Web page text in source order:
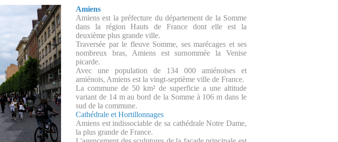
Amiens
Amiens est la préfecture du département de la Somme
dans la région Hauts de France dont elle est la
deuxième plus grande ville.
Traversée par le fleuve Somme, ses marécages et ses
nombreux bras, Amiens est surnommée la Venise
picarde.
Avec une population de 134 000 amiénoises et
amiénois, Amiens est la vingt-septième ville de France.
La commune de 50 km² de superficie a une altitude
variant de 14 m au bord de la Somme à 106 m dans le
sud de la commune.
Cathédrale et Hortillonnages
Amiens est indissociable de sa cathédrale Notre Dame,
la plus grande de France.